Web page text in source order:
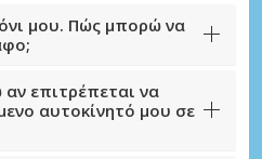
μου. Πώς μπορώ να
επιτρέπεται να
αυτοκίνητό μου σε
σε αποκλειστικές